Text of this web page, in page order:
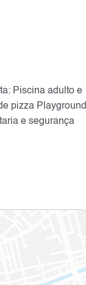
Piscina adulto e
pizza Playground
e segurança